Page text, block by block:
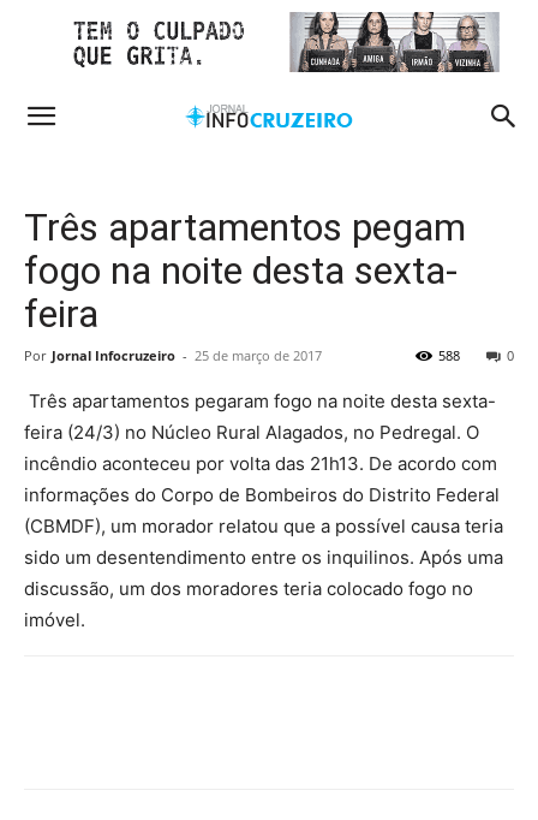
Três apartamentos pegam
fogo na noite desta sexta-
feira
Por Jornal Infocruzeiro - 25 de março de 2017 0
588
Três apartamentos pegaram fogo na noite desta sexta-
feira (24/3) no Núcleo Rural Alagados, no Pedregal. O
incêndio aconteceu por volta das 21h13. De acordo com
informações do Corpo de Bombeiros do Distrito Federal
(CBMDF), um morador relatou que a possível causa teria
sido um desentendimento entre os inquilinos. Após uma
discussão, um dos moradores teria colocado fogo no
imóvel.